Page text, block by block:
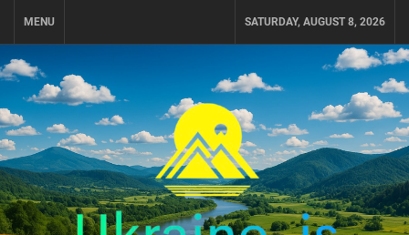
MENU SATURDAY, AUGUST 8, 2026